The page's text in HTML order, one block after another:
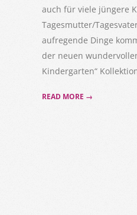
auch für viele jüngere
Tagesmutter/
aufregende Dinge
der neuen
Kindergarten“
READ MORE →